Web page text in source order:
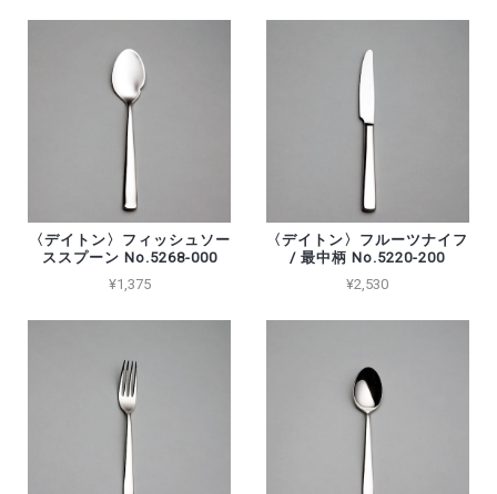
〈デイトン〉フィッシュソー
ススプーン No.5268-000
¥1,375
〈デイトン〉フルーツナイフ
/ 最中柄 No.5220-200
¥2,530